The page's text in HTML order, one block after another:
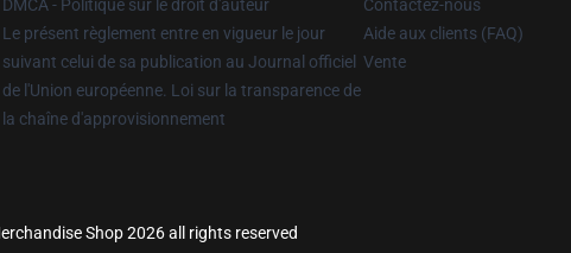
DMCA - Politique sur le droit d'auteur
Le présent règlement entre en vigueur le jour
suivant celui de sa publication au Journal officiel
de l'Union européenne. Loi sur la transparence de
la chaîne d'approvisionnement
Contactez-nous
Aide aux clients (FAQ)
Vente
Shop 2026 all rights reserved